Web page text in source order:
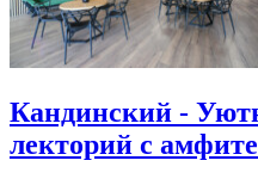
Кандинский -
лекторий с